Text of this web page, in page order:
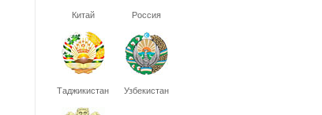
Китай Россия
Таджикистан Узбекистан